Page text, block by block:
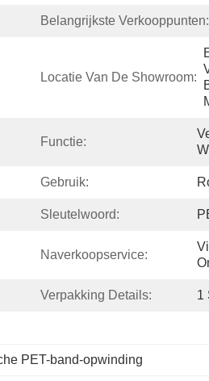
Belangrijkste Verkooppunten:
Locatie Van De Showroom:
Functie:
Gebruik:
Sleutelwoord:
Naverkoopservice:
Verpakking Details: 1
PET-band-opwinding